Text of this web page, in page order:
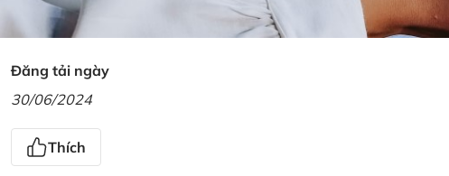
Đăng tải ngày
30/06/2024
Thích